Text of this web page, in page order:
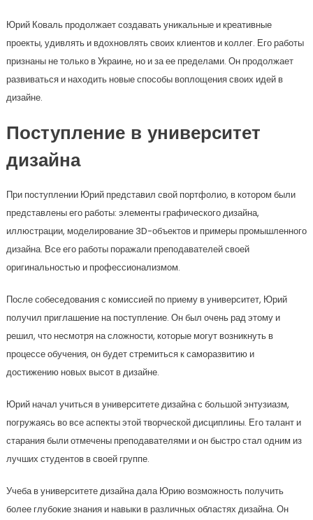
Юрий Коваль продолжает создавать уникальные и креативные
проекты, удивлять и вдохновлять своих клиентов и коллег. Его работы
признаны не только в Украине, но и за ее пределами. Он продолжает
развиваться и находить новые способы воплощения своих идей в
дизайне.
Поступление в университет
дизайна
При поступлении Юрий представил свой портфолио, в котором были
представлены его работы: элементы графического дизайна,
иллюстрации, моделирование 3D-объектов и примеры промышленного
дизайна. Все его работы поражали преподавателей своей
оригинальностью и профессионализмом.
После собеседования с комиссией по приему в университет, Юрий
получил приглашение на поступление. Он был очень рад этому и
решил, что несмотря на сложности, которые могут возникнуть в
процессе обучения, он будет стремиться к саморазвитию и
достижению новых высот в дизайне.
Юрий начал учиться в университете дизайна с большой энтузиазм,
погружаясь во все аспекты этой творческой дисциплины. Его талант и
старания были отмечены преподавателями и он быстро стал одним из
лучших студентов в своей группе.
Учеба в университете дизайна дала Юрию возможность получить
более глубокие знания и навыки в различных областях дизайна. Он